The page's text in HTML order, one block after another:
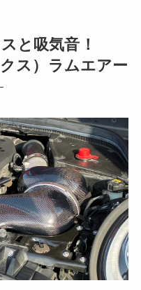
と吸気音！
ス）ラムエアー